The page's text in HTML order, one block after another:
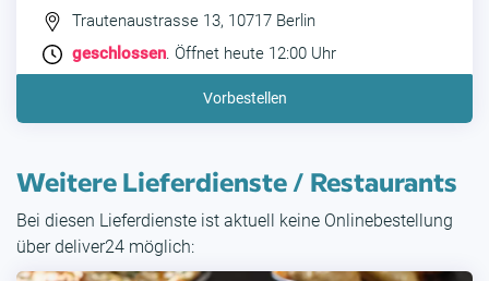
Trautenaustrasse 13, 10717 Berlin
geschlossen. Öffnet heute 12:00 Uhr
Vorbestellen
Weitere Lieferdienste / Restaurants
Bei diesen Lieferdienste ist aktuell keine Onlinebestellung
über deliver24 möglich: